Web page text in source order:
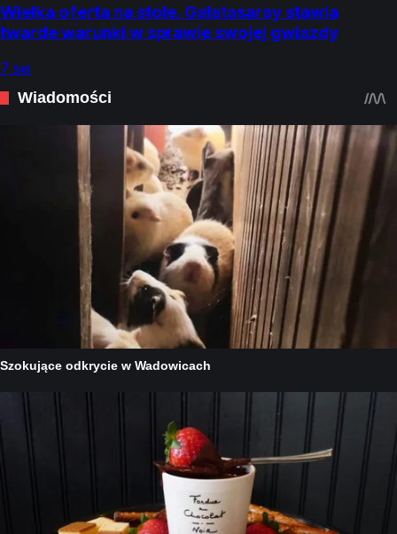
Wielka oferta na stole. Galatasaray stawia
twarde warunki w sprawie swojej gwiazdy
7 sie